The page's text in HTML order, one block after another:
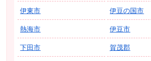
伊東市 伊豆の国市
熱海市 伊豆市
下田市 賀茂郡